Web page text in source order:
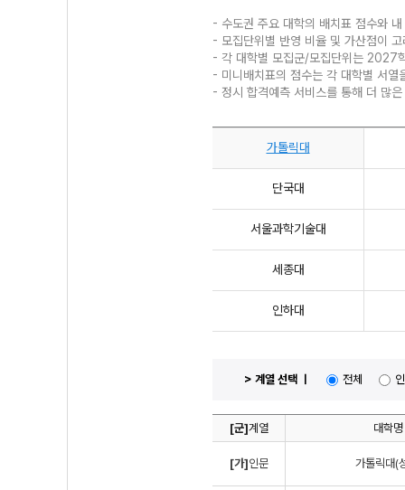
- 수도권 주요 대학의 배치표 점수와
- 모집단위별 반영 비율 및 가산점이
- 각 대학별 모집군/모집단위는 2027
- 미니배치표의 점수는 각 대학별 서열
- 정시 합격예측 서비스를 통해 더 많
가톨릭대
단국대
서울과학기술대
세종대
인하대
> 계열 선택 ㅣ 전체
[군]계열 대학명
[가]인문 가톨릭대(